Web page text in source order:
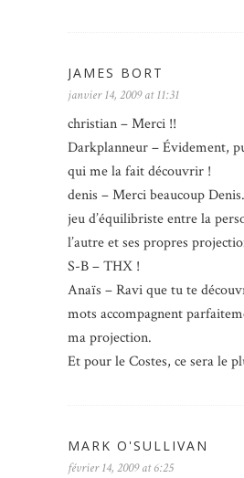
JAMES BORT
janvier 14, 2009 at 11:31
christian – Merci !!
Darkplanneur – Évidement,
qui me la fait découvrir !
denis – Merci beaucoup
jeu d’équilibriste entre la
l’autre et ses propres
S-B – THX !
Anaïs – Ravi que tu te
mots accompagnent
ma projection.
Et pour le Costes, ce sera le
MARK O'SULLIVAN
février 14, 2009 at 6:25